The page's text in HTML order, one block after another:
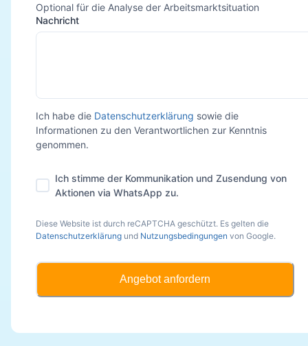
Optional für die Analyse der Arbeitsmarktsituation
Nachricht
Ich habe die Datenschutzerklärung sowie die
Informationen zu den Verantwortlichen zur Kenntnis
genommen.
Ich stimme der Kommunikation und Zusendung von
Aktionen via WhatsApp zu.
Diese Website ist durch reCAPTCHA geschützt. Es gelten die
Datenschutzerklärung und Nutzungsbedingungen von Google.
Angebot anfordern